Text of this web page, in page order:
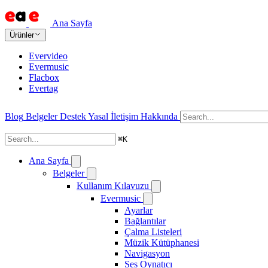
Ana Sayfa
Ürünler
Evervideo
Evermusic
Flacbox
Evertag
Blog Belgeler DestekYasal İletişim Hakkında
⌘K
Ana Sayfa
Belgeler
Kullanım Kılavuzu
Evermusic
Ayarlar
Bağlantılar
Çalma Listeleri
Müzik Kütüphanesi
Navigasyon
Ses Oynatıcı